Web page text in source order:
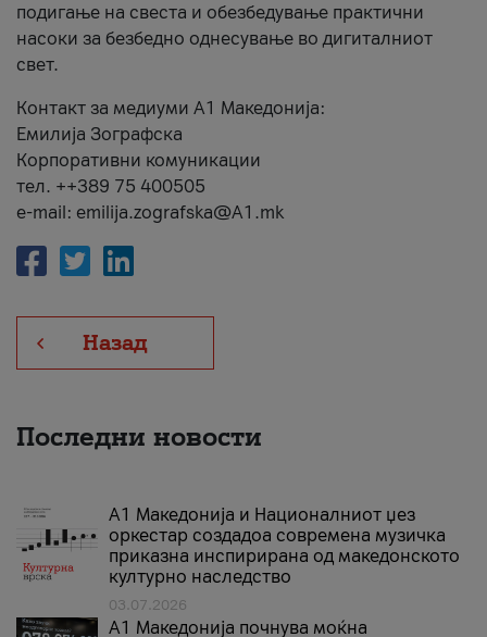
подигање на свеста и обезбедување практични
насоки за безбедно однесување во дигиталниот
свет.
Контакт за медиуми А1 Македонија:
Емилија Зографска
Корпоративни комуникации
тел. ++389 75 400505
e-mail: emilija.zografska@A1.mk
Назад
Последни новости
А1 Македонија и Националниот џез
оркестар создадоа современа музичка
приказна инспирирана од македонското
културно наследство
03.07.2026
A1 Македонија почнува моќна